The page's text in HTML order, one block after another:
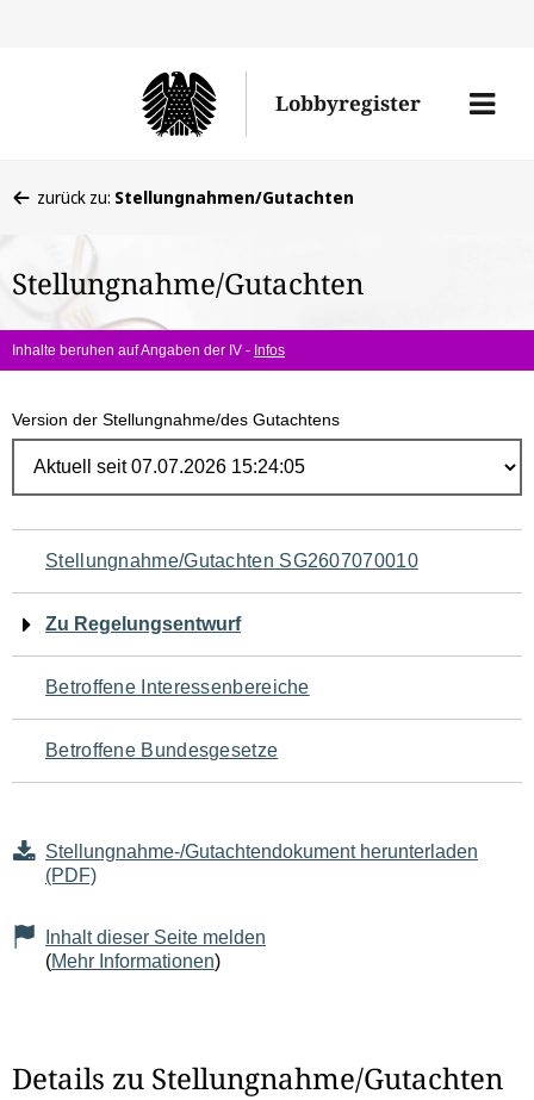
Lobbyregister
Menü
befinden
hier:
zurück zu: Stellungnahmen/Gutachten
Stellungnahme/Gutachten
Inhalte beruhen auf Angaben der IV - Infos
Version der Stellungnahme/des Gutachtens
Navigation
für
den
Seiteninhalt
Stellungnahme/Gutachten SG2607070010
Zu Regelungsentwurf
Betroffene Interessenbereiche
Betroffene Bundesgesetze
Stellungnahme-/Gutachtendokument herunterladen
(PDF)
Inhalt dieser Seite melden
(Mehr Informationen)
Details zu Stellungnahme/Gutachten